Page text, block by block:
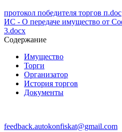
протокол победителя торгов п.doc
ИС - О передаче имущество от
3.docx
Содержание
Имущество
Торги
Организатор
История торгов
Документы
feedback.autokonfiskat@gmail.com